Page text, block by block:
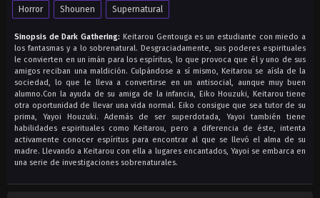
Horror Shounen Supernatural
Sinopsis de Dark Gathering: Keitarou Gentouga es un estudiante con miedo a
los fantasmas y a lo sobrenatural. Desgraciadamente, sus poderes espirituales
le convierten en un imán para los espíritus, lo que provoca que él y uno de sus
amigos reciban una maldición. Culpándose a sí mismo, Keitarou se aísla de la
sociedad, lo que le lleva a convertirse en un antisocial, aunque muy buen
alumno.Con la ayuda de su amiga de la infancia, Eiko Houzuki, Keitarou tiene
otra oportunidad de llevar una vida normal. Eiko consigue que sea tutor de su
prima, Yayoi Houzuki. Además de ser superdotada, Yayoi también tiene
habilidades espirituales como Keitarou, pero a diferencia de éste, intenta
activamente conocer espíritus para encontrar al que se llevó el alma de su
madre. Llevando a Keitarou con ella a lugares encantados, Yayoi se embarca en
una serie de investigaciones sobrenaturales.